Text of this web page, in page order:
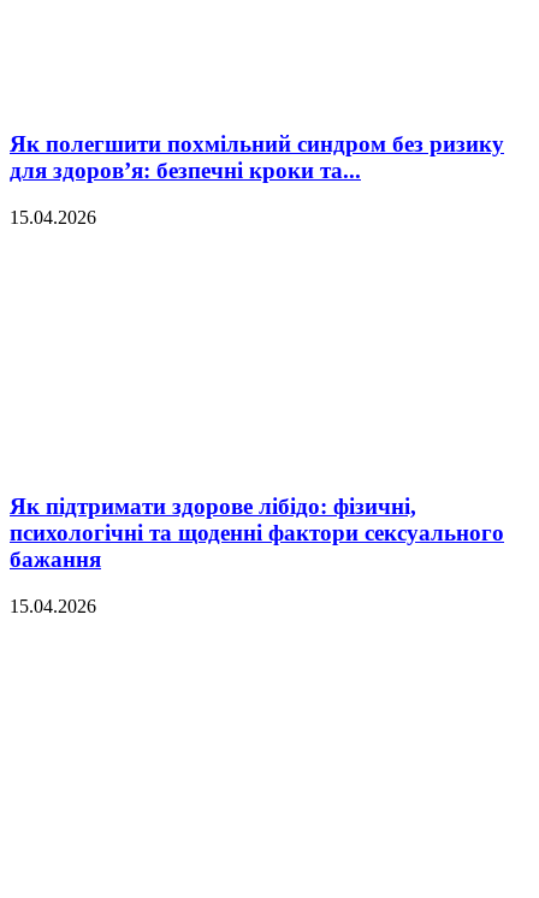
Як полегшити похмільний синдром без ризику
для здоров’я: безпечні кроки та...
15.04.2026
Як підтримати здорове лібідо: фізичні,
психологічні та щоденні фактори сексуального
бажання
15.04.2026